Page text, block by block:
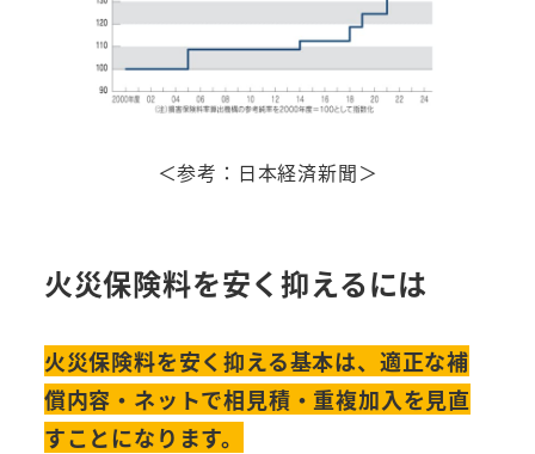
＜参考：日本経済新聞＞
火災保険料を安く抑えるには
火災保険料を安く抑える基本は、適正な補
償内容・ネットで相見積・重複加入を見直
すことになります。